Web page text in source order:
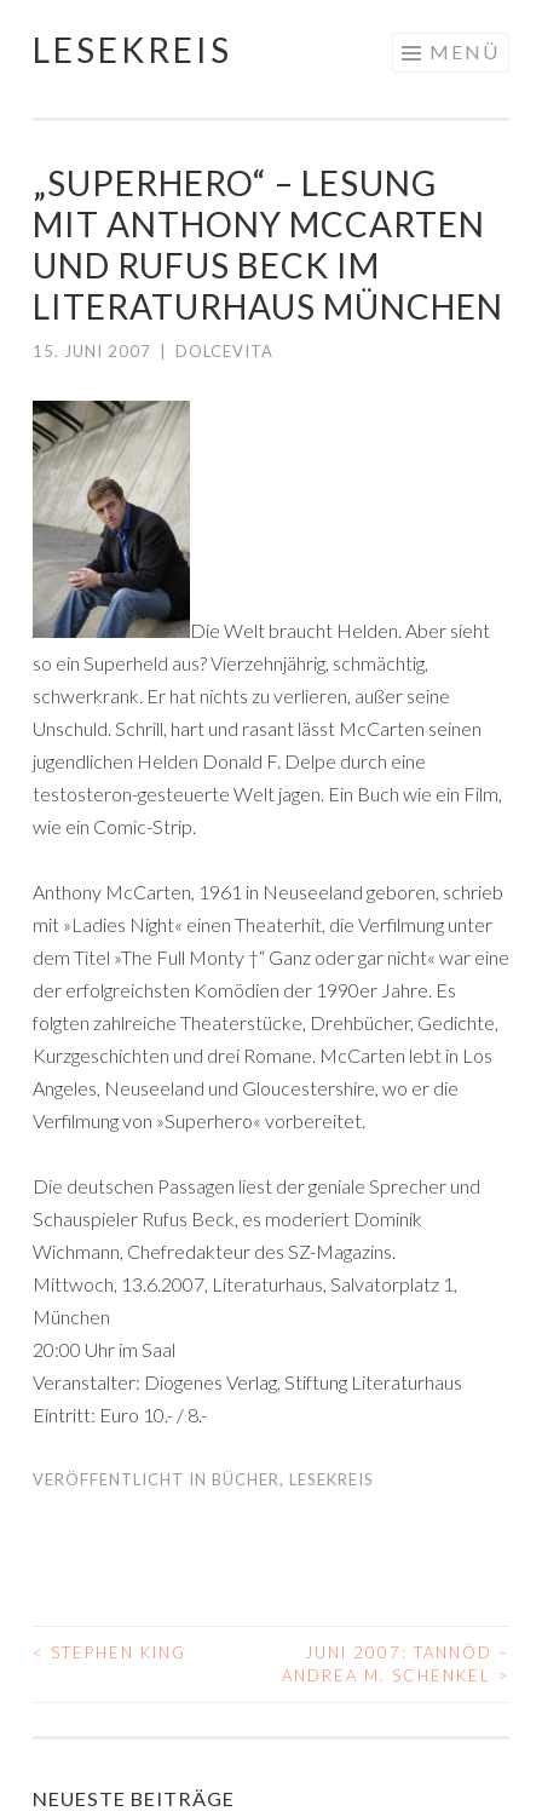
Springe
LESEKREIS MENÜ
„SUPERHERO“ – LESUNG
MIT ANTHONY MCCARTEN
UND RUFUS BECK IM
LITERATURHAUS MÜNCHEN
15. JUNI 2007 DOLCEVITA
Die Welt braucht Helden. Aber sieht
so ein Superheld aus? Vierzehnjährig, schmächtig,
schwerkrank. Er hat nichts zu verlieren, außer seine
Unschuld. Schrill, hart und rasant lässt McCarten seinen
jugendlichen Helden Donald F. Delpe durch eine
testosteron-gesteuerte Welt jagen. Ein Buch wie ein Film,
wie ein Comic-Strip.
Anthony McCarten, 1961 in Neuseeland geboren, schrieb
mit »Ladies Night« einen Theaterhit, die Verfilmung unter
dem Titel »The Full Monty †“ Ganz oder gar nicht« war eine
der erfolgreichsten Komödien der 1990er Jahre. Es
folgten zahlreiche Theaterstücke, Drehbücher, Gedichte,
Kurzgeschichten und drei Romane. McCarten lebt in Los
Angeles, Neuseeland und Gloucestershire, wo er die
Verfilmung von »Superhero« vorbereitet.
Die deutschen Passagen liest der geniale Sprecher und
Schauspieler Rufus Beck, es moderiert Dominik
Wichmann, Chefredakteur des SZ-Magazins.
Mittwoch, 13.6.2007, Literaturhaus, Salvatorplatz 1,
München
20:00 Uhr im Saal
Veranstalter: Diogenes Verlag, Stiftung Literaturhaus
Eintritt: Euro 10.- / 8.-
VERÖFFENTLICHT IN BÜCHER, LESEKREIS
BEITRAGS-
< STEPHEN KING
JUNI 2007: TANNÖD –
ANDREA M. SCHENKEL
>
NEUESTE BEITRÄGE